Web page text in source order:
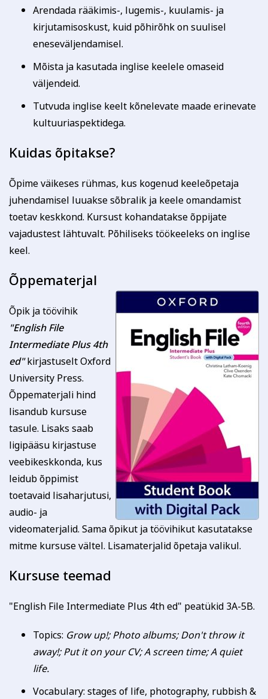
Arendada rääkimis-, lugemis-, kuulamis- ja
kirjutamisoskust, kuid põhirõhk on suulisel
eneseväljendamisel.
Mõista ja kasutada inglise keelele omaseid
väljendeid.
Tutvuda inglise keelt kõnelevate maade erinevate
kultuuriaspektidega.
Kuidas õpitakse?
Õpime väikeses rühmas, kus kogenud keeleõpetaja
juhendamisel luuakse sõbralik ja keele omandamist
toetav keskkond. Kursust kohandatakse õppijate
vajadustest lähtuvalt. Põhiliseks töökeeleks on inglise
keel.
Õppematerjal
Õpik ja töövihik
"English File
Intermediate Plus 4th
ed"kirjastuselt Oxford
University Press.
Õppematerjali hind
lisandub kursuse
tasule. Lisaks saab
ligipääsu kirjastuse
veebikeskkonda, kus
leidub õppimist
toetavaid lisaharjutusi,
audio- ja
videomaterjalid. Sama õpikut ja töövihikut kasutatakse
mitme kursuse vältel. Lisamaterjalid õpetaja valikul.
Kursuse teemad
"English File Intermediate Plus 4th ed" peatükid 3A-5B.
Topics: Grow up!; Photo albums; Don't throw it
away!; Put it on your CV; A screen time; A quiet
life.
Vocabulary: stages of life, photography, rubbish &
registreerumise kinnitusega (reeglina on tähtaeg kaks
nädalat enne koolituse algust). Kokkuleppel
koolitussekretäriga ja koolituslepingu sõlmimisega on
võimalik tasuda osade kaupa.
Rahvaülikooli töötajat viivitamatult teavitada.
Loobumisest mitte teavitamisel või loobumisel vähem
on juba alanud, õppetasu ei tagastata ja väljastatud
arve kuulub tasumisele.
Koolituse ärajäämisel teavitatakse registreerunuid
sellest viivitamatult. Õppetasu tagastatakse või soovi
korral kantakse üle mõnele teisele koolitusele.
Tutvu õppetöö korraldusega lähemalt siin
Tutvu privaatsuspoliitikaga siin
Märkused / kinkekaardi nr
korraldusega, privaatsuspoliitikaga ja nõustun
esitatud andmete kasutamisega koolituse
läbiviimise eesmärgil.
Soovin saada rahvaülikooli uudiskirja
Mul on õpik English File Intermediate Plus 4th
ed. juba olemas
Registreerin